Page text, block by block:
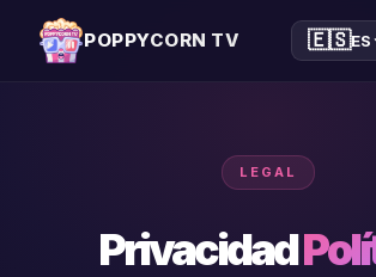
POPPYCORN TV 🇪🇸ES
LEGAL
Privacidad